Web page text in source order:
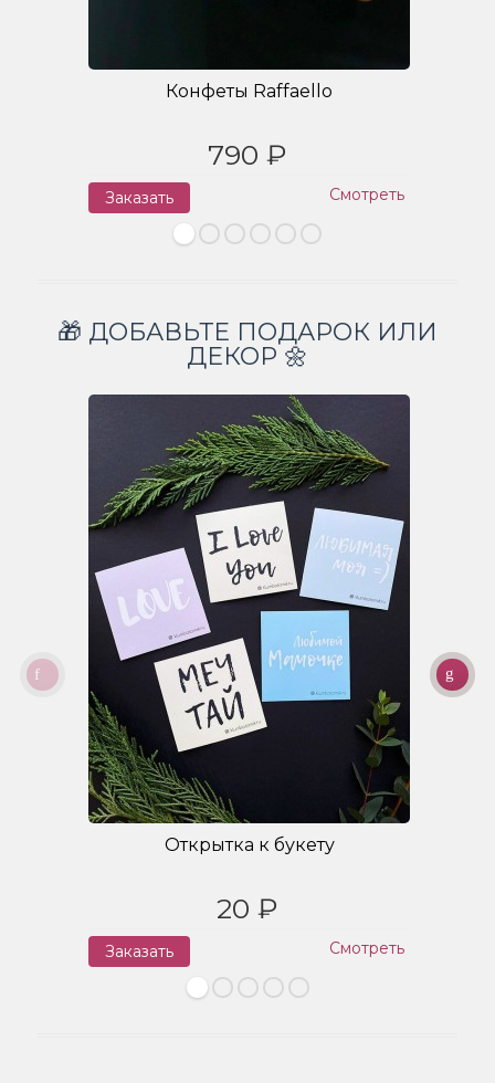
Конфеты Raffaello
790 ₽
Заказать Смотреть
🎁 ДОБАВЬТЕ ПОДАРОК ИЛИ
ДЕКОР 🌼
Открытка к букету
20 ₽
Заказать Смотреть